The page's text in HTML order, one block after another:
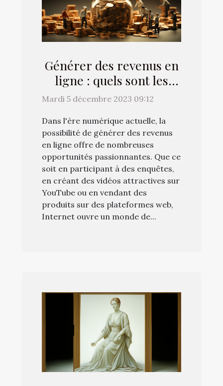
Générer des revenus en
ligne : quels sont les
différents moyens à
Mardi 5 décembre 2023 09:12
Dans l'ère numérique actuelle, la
possibilité de générer des revenus
en ligne offre de nombreuses
opportunités passionnantes. Que ce
soit en participant à des enquêtes,
en créant des vidéos attractives sur
YouTube ou en vendant des
produits sur des plateformes web,
Internet ouvre un monde de...